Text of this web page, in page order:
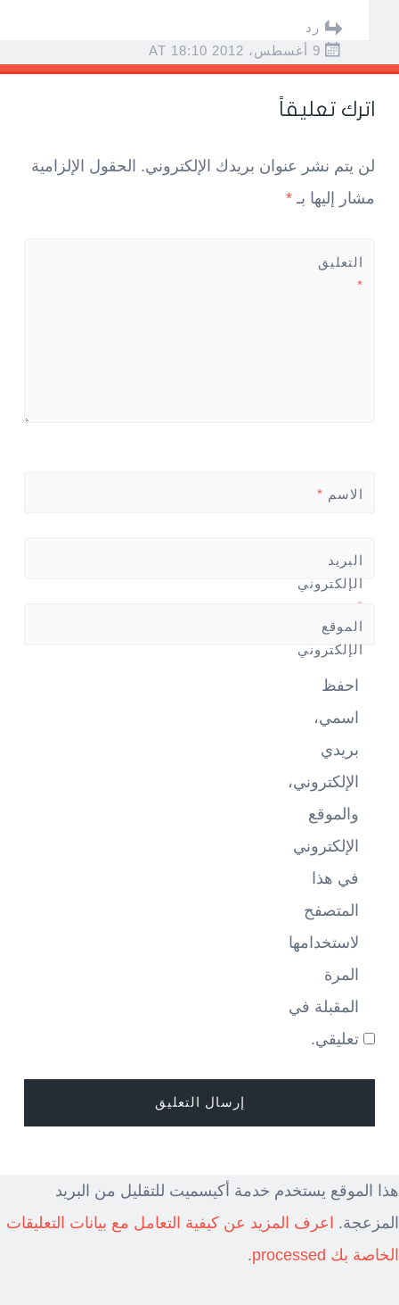
رد
9 أغسطس، 2012 AT 18:10
اترك تعليقاً
لن يتم نشر عنوان بريدك الإلكتروني. الحقول الإلزامية
مشار إليها بـ *
التعليق
*
الاسم *
البريد
الإلكتروني
*
الموقع
الإلكتروني
احفظ
اسمي،
بريدي
الإلكتروني،
والموقع
الإلكتروني
في هذا
المتصفح
لاستخدامها
المرة
المقبلة في
تعليقي.
هذا الموقع يستخدم خدمة أكيسميت للتقليل من البريد
المزعجة. اعرف المزيد عن كيفية التعامل مع بيانات التعليقات
الخاصة بك processed
.